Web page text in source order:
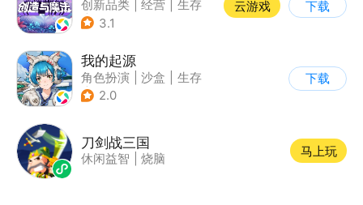
创新品类 经营
生存
| 开放世界
3.1
云游戏 下载
我的起源
角色扮演 沙盒
生存
| 开放世界
2.0
下载
刀剑战三国
休闲益智 烧脑
马上玩